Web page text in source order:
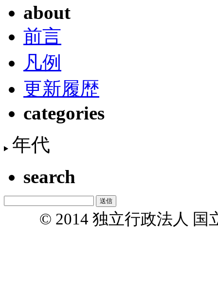
about
前言
凡例
更新履歴
categories
年代
search
© 2014 独立行政法人 国